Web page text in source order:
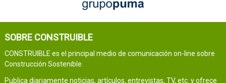
SOBRE CONSTRUIBLE
CONSTRUIBLE es el principal medio de comunicación on-line sobre
Construcción Sostenible.
Publica diariamente noticias, artículos, entrevistas, TV, etc. y ofrece